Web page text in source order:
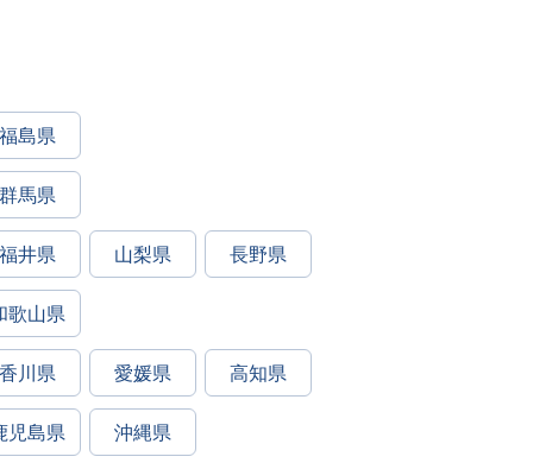
福島県
群馬県
福井県 山梨県 長野県
歌山県
香川県 愛媛県 高知県
児島県 沖縄県